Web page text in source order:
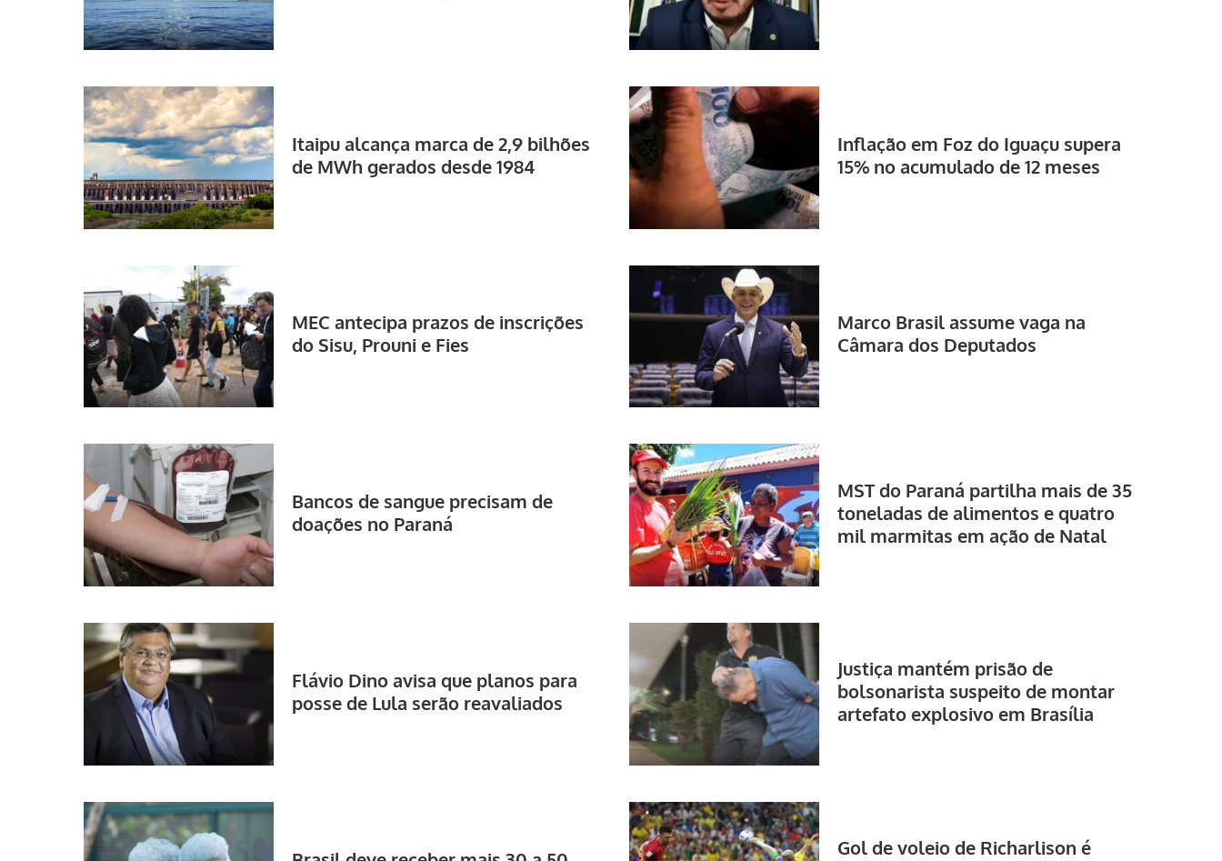
Itaipu alcança marca de 2,9 bilhões
de MWh gerados desde 1984
Inflação em Foz do Iguaçu supera
15% no acumulado de 12 meses
MEC antecipa prazos de inscrições
do Sisu, Prouni e Fies
Marco Brasil assume vaga na
Câmara dos Deputados
Bancos de sangue precisam de
doações no Paraná
MST do Paraná partilha mais de 35
toneladas de alimentos e quatro
mil marmitas em ação de Natal
Flávio Dino avisa que planos para
posse de Lula serão reavaliados
Justiça mantém prisão de
bolsonarista suspeito de montar
artefato explosivo em Brasília
Gol de voleio de Richarlison é